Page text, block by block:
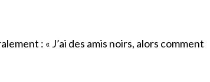
: « J’ai des amis noirs, alors comment